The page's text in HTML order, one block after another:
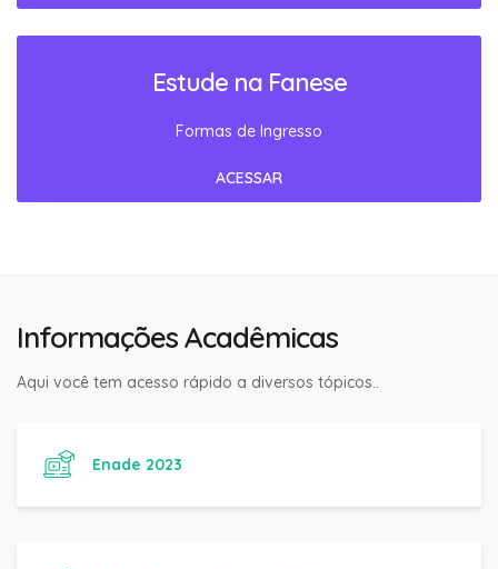
Estude na Fanese
Formas de Ingresso
ACESSAR
Informações Acadêmicas
Aqui você tem acesso rápido a diversos tópicos..
Enade 2023